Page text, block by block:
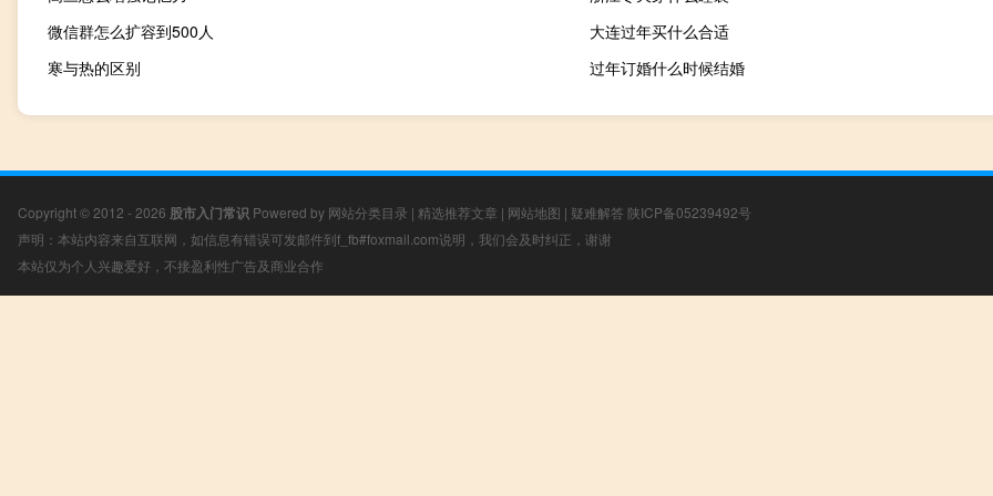
微信群怎么扩容到500人
大连过年买什么合适
寒与热的区别
过年订婚什么时候结婚
Copyright © 2012 - 2026 股市入门常识 Powered by 网站分类目录 | 精选推荐文章 | 网站地图 | 疑难解答 陕ICP备05239492号
声明：本站内容来自互联网，如信息有错误可发邮件到f_fb#foxmail.com说明，我们会及时纠正，谢谢
本站仅为个人兴趣爱好，不接盈利性广告及商业合作